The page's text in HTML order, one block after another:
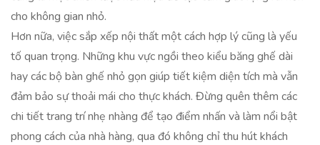
cho không gian nhỏ.
Hơn nữa, việc sắp xếp nội thất một cách hợp lý cũng là yếu
tố quan trọng. Những khu vực ngồi theo kiểu băng ghế dài
hay các bộ bàn ghế nhỏ gọn giúp tiết kiệm diện tích mà vẫn
đảm bảo sự thoải mái cho thực khách. Đừng quên thêm các
chi tiết trang trí nhẹ nhàng để tạo điểm nhấn và làm nổi bật
phong cách của nhà hàng, qua đó không chỉ thu hút khách